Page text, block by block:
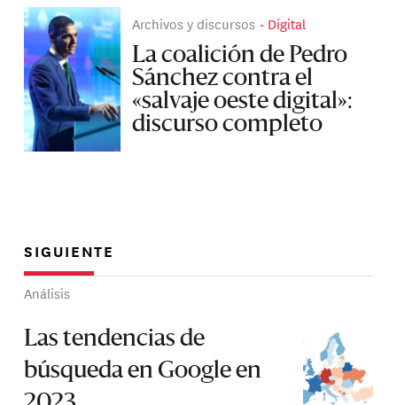
Archivos y discursos Digital
La coalición de Pedro
Sánchez contra el
«salvaje oeste digital»:
discurso completo
SIGUIENTE
Análisis
Las tendencias de
búsqueda en Google en